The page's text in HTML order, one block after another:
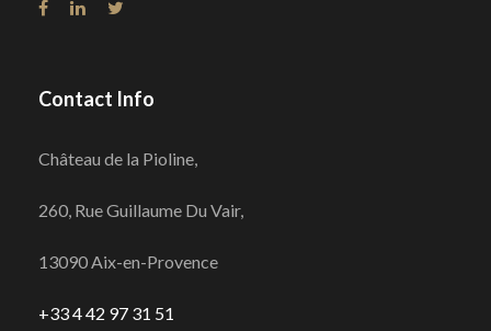
Contact Info
Château de la Pioline,
260, Rue Guillaume Du Vair,
13090 Aix-en-Provence
+33 4 42 97 31 51